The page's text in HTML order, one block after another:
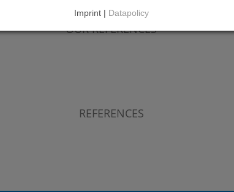
LEARN MORE ABOUT
OUR REFERENCES
REFERENCES
Imprint | Datapolicy